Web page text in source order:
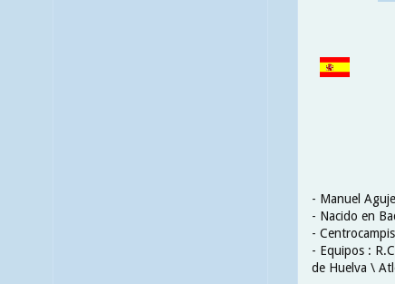
- Manuel
- Nacido en
-
- Equipos :
de Huelva \